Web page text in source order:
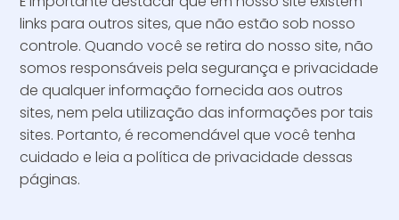
links para outros sites, que não estão sob nosso
controle. Quando você se retira do nosso site, não
somos responsáveis pela segurança e privacidade
de qualquer informação fornecida aos outros
sites, nem pela utilização das informações por tais
sites. Portanto, é recomendável que você tenha
cuidado e leia a política de privacidade dessas
páginas.